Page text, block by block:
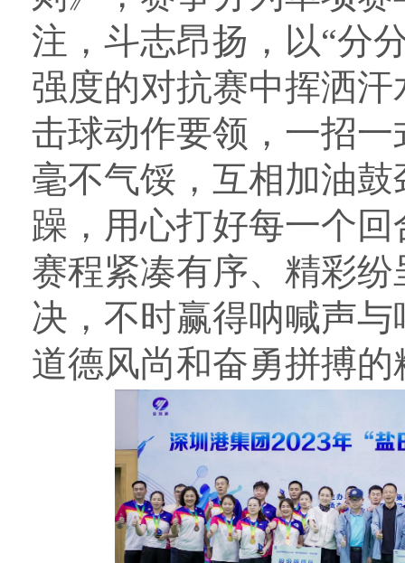
注，斗志昂扬，以“分
强度的对抗赛中挥洒
击球动作要领 ， 一招一
毫不气馁，互相加油
躁，用心打好每一个回
赛程紧凑有序、精彩
决 ， 不时赢得呐喊声
道德风尚和奋勇拼搏